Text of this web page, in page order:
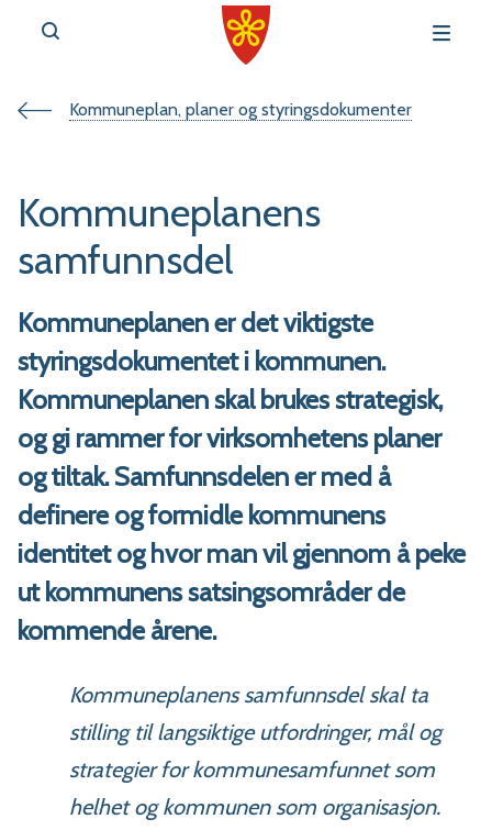
Du
her:
Kommuneplan, planer og styringsdokumenter
Kommuneplanens
samfunnsdel
Kommuneplanen er det viktigste
styringsdokumentet i kommunen.
Kommuneplanen skal brukes strategisk,
og gi rammer for virksomhetens planer
og tiltak. Samfunnsdelen er med å
definere og formidle kommunens
identitet og hvor man vil gjennom å peke
ut kommunens satsingsområder de
kommende årene.
Kommuneplanens samfunnsdel skal ta
stilling til langsiktige utfordringer, mål og
strategier for kommunesamfunnet som
helhet og kommunen som organisasjon.